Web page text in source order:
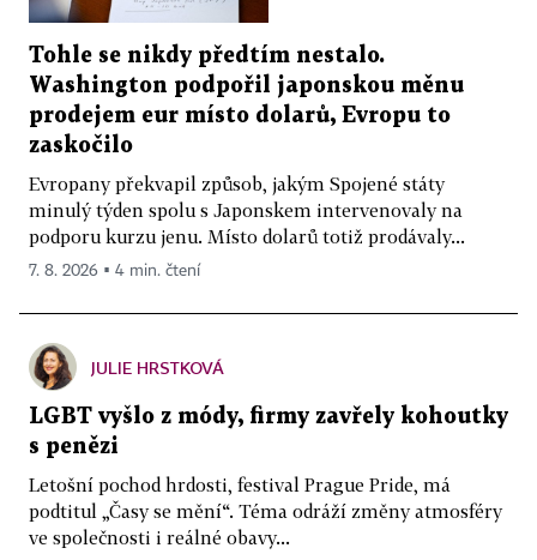
Tohle se nikdy předtím nestalo.
Washington podpořil japonskou měnu
prodejem eur místo dolarů, Evropu to
zaskočilo
Evropany překvapil způsob, jakým Spojené státy
minulý týden spolu s Japonskem intervenovaly na
podporu kurzu jenu. Místo dolarů totiž prodávaly...
7. 8. 2026 ▪ 4 min. čtení
JULIE HRSTKOVÁ
LGBT vyšlo z módy, firmy zavřely kohoutky
s penězi
Letošní pochod hrdosti, festival Prague Pride, má
podtitul „Časy se mění“. Téma odráží změny atmosféry
ve společnosti i reálné obavy...